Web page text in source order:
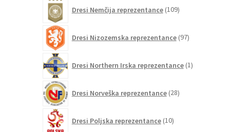
Dresi Nemčija reprezentance 109izdelkov
Dresi Nizozemska reprezentance 97izdelkov
Dresi Northern Irska reprezentance 1izdelek
Dresi Norveška reprezentance 28izdelkov
Dresi Poljska reprezentance 10izdelkov